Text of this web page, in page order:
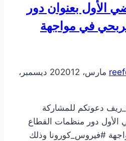
الأول بعنوان دور
في مواجهة
12 ديسمبر،
دعوتكم للمشاركة
الأول دور منظمات القطاع
#فيروس_كورونا وذلك